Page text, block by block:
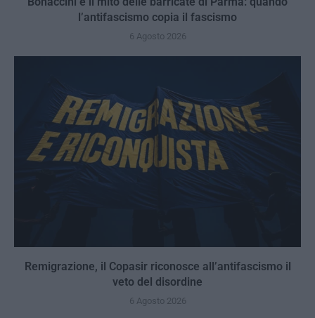
l’antifascismo copia il fascismo
6 Agosto 2026
Remigrazione, il Copasir riconosce all’antifascismo il
veto del disordine
6 Agosto 2026